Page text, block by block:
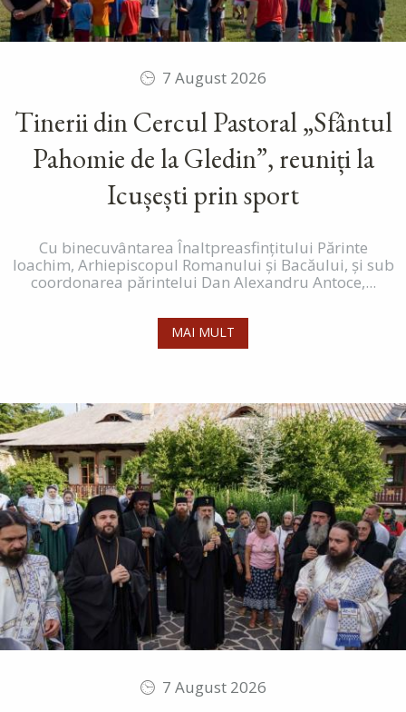
7 August 2026
Tinerii din Cercul Pastoral „Sfântul
Pahomie de la Gledin”, reuniți la
Icușești prin sport
Cu binecuvântarea Înaltpreasfințitului Părinte
Ioachim, Arhiepiscopul Romanului și Bacăului, și sub
coordonarea părintelui Dan Alexandru Antoce,...
MAI MULT
7 August 2026